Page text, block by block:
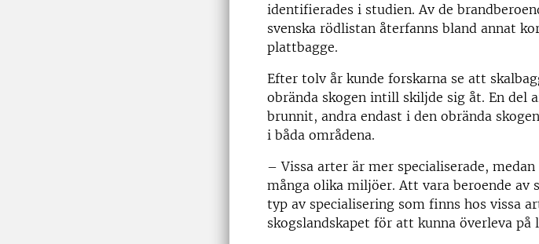
identifierades i studien. Av de
svenska rödlistan återfanns bland annat
plattbagge.
Efter tolv år kunde forskarna se att
obrända skogen intill skiljde sig åt. En del
brunnit, andra endast i den obrända
i båda områdena.
– Vissa arter är mer specialiserade,
många olika miljöer. Att vara beroende av
typ av specialisering som finns hos vissa
skogslandskapet för att kunna överleva på